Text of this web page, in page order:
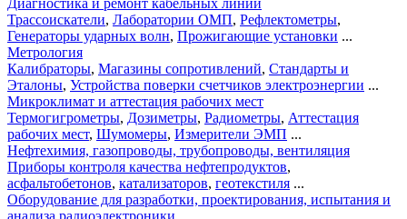
Трассоискатели, Лаборатории ОМП, Рефлектометры,
Генераторы ударных волн, Прожигающие установки ...
Метрология
Калибраторы, Магазины сопротивлений, Стандарты и
Эталоны, Устройства поверки счетчиков электроэнергии ...
Микроклимат и аттестация рабочих мест
Термогигрометры, Дозиметры, Радиометры, Аттестация
рабочих мест, Шумомеры, Измерители ЭМП ...
Нефтехимия, газопроводы, трубопроводы, вентиляция
Приборы контроля качества нефтепродуктов,
асфальтобетонов, катализаторов, геотекстиля ...
Оборудование для разработки, проектирования, испытания и
анализа радиоэлектроники